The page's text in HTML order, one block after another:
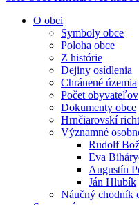
O obci
Symboly obce
Poloha obce
Z histórie
Dejiny osídlenia
Chránené územia
Počet obyvateľov
Dokumenty obce
Hrnčiarovskí
Významné
Rudolf
Eva
Augustín
Ján Hlubík
Náučný chodník